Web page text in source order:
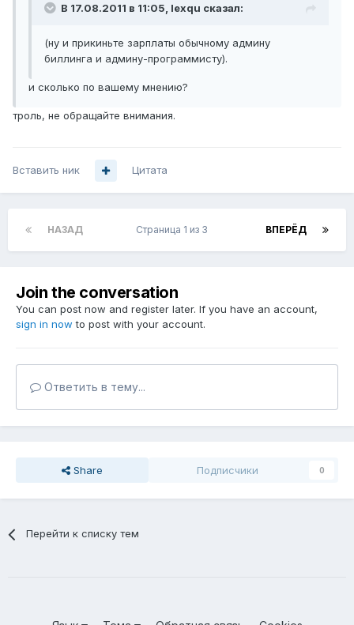
В 17.08.2011 в 11:05, lexqu сказал:
(ну и прикиньте зарплаты обычному админу
биллинга и админу-программисту).
и сколько по вашему мнению?
троль, не обращайте внимания.
Вставить ник Цитата
НАЗАД ВПЕРЁД
Страница 1 из 3
Join the conversation
You can post now and register later. If you have an account,
sign in now to post with your account.
Ответить в тему...
Share Подписчики 0
Перейти к списку тем